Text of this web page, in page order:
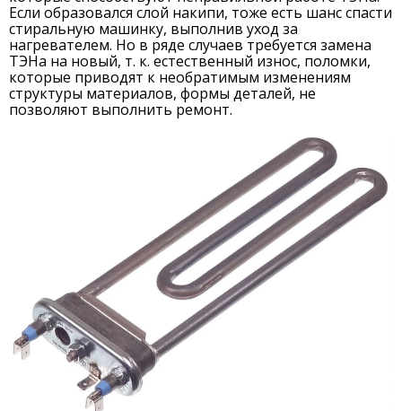
Если образовался слой накипи, тоже есть шанс спасти
стиральную машинку, выполнив уход за
нагревателем. Но в ряде случаев требуется замена
ТЭНа на новый, т. к. естественный износ, поломки,
которые приводят к необратимым изменениям
структуры материалов, формы деталей, не
позволяют выполнить ремонт.